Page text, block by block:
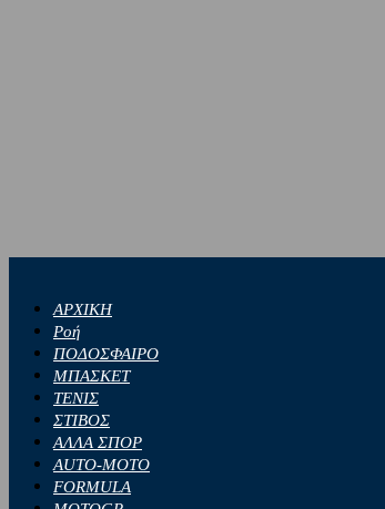
ΑΡΧΙΚΗ
Ροή
ΠΟΔΟΣΦΑΙΡΟ
ΜΠΑΣΚΕΤ
ΤΕΝΙΣ
ΣΤΙΒΟΣ
ΑΛΛΑ ΣΠΟΡ
AUTO-MOTO
FORMULA